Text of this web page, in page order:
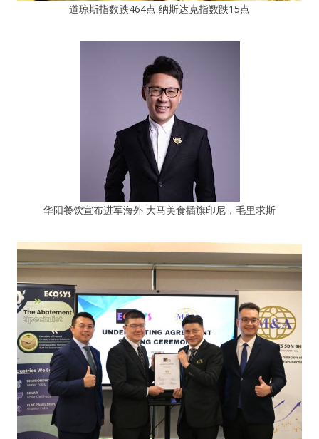
道琼斯指数跌464点 纳斯达克指数跌15点
华阳餐饮宣布进军海外 大马美食插旗印尼，毛里求斯